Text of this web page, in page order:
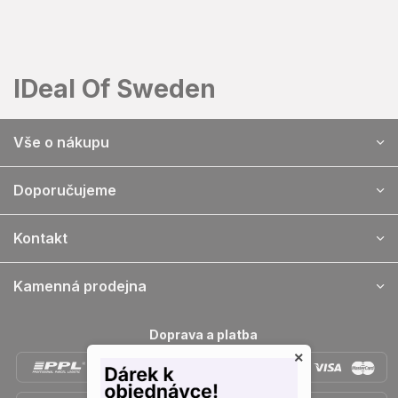
IDeal Of Sweden
p
Vše o nákupu
Doporučujeme
Kontakt
Kamenná prodejna
Doprava a platba
×